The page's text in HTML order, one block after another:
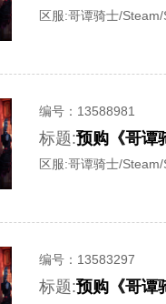
区服:哥谭骑士/Steam/
编号： 13588981
标题:预购《哥谭
区服:哥谭骑士/Steam/
编号： 13583297
标题:预购《哥谭